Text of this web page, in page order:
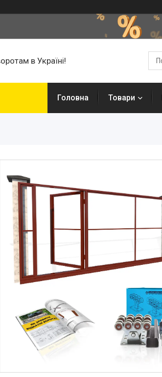
в Україні!
та
з
з
Головна Товари